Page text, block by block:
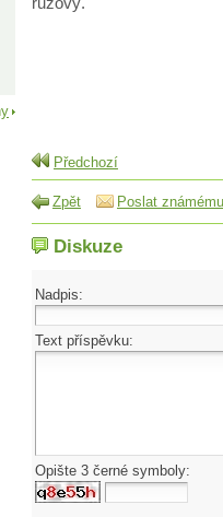
Předchozí
Zpět Poslat známému
Diskuze
Nadpis:
Text příspěvku:
Opište 3 černé symboly: